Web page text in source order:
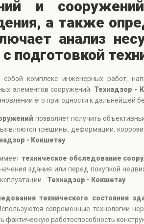
и
а также
анализ
подготовкой
комплекс инженерных работ,
элементов сооружений. Технадзор -
его пригодности к дальнейшей
позволяет получить
трещины, деформации,
- Кокшетау.
техническое обследование
здания или перед покупкой
- Технадзор - Кокшетау.
технического состояния
современные технологии
работоспособность